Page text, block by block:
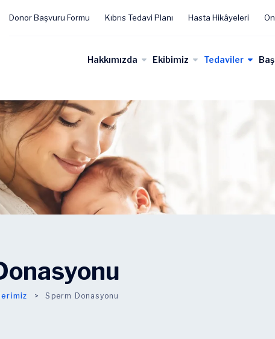
Donor Başvuru Formu Kıbrıs Tedavi Planı Hasta Hikâyeleri
Hakkımızda Ekibimiz Tedaviler
Sperm Donasyonu